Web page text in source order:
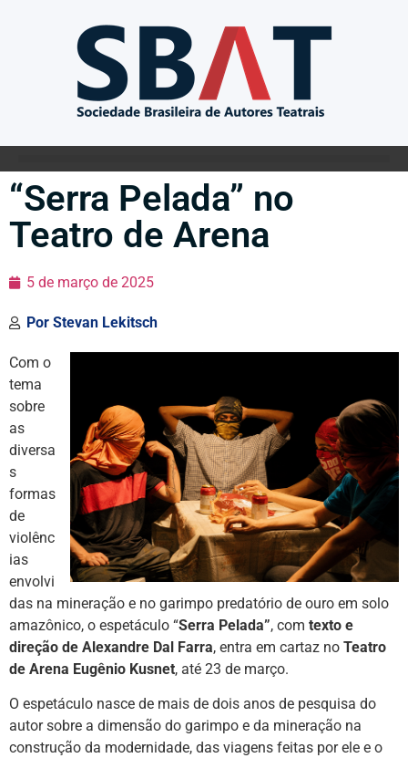
“Serra Pelada” no
Teatro de Arena
5 de março de 2025
Por Stevan Lekitsch
Com o
tema
sobre
as
diversa
s
formas
de
violênc
ias
envolvi
das na mineração e no garimpo predatório de ouro em solo
amazônico, o espetáculo “Serra Pelada”, com texto e
direção de Alexandre Dal Farra, entra em cartaz no Teatro
de Arena Eugênio Kusnet, até 23 de março.
O espetáculo nasce de mais de dois anos de pesquisa do
autor sobre a dimensão do garimpo e da mineração na
construção da modernidade, das viagens feitas por ele e o